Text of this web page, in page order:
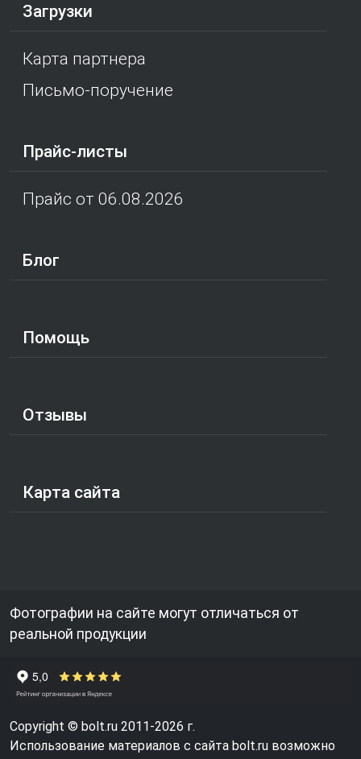
Загрузки
Карта партнера
Письмо-поручение
Прайс-листы
Прайс от 06.08.2026
Блог
Помощь
Отзывы
Карта сайта
Фотографии на сайте могут отличаться от
реальной продукции
Copyright © bolt.ru 2011-2026 г.
Использование материалов с сайта bolt.ru возможно